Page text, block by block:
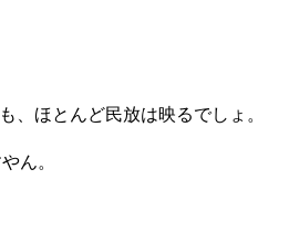
、ほとんど民放は映るでしょ。
ん。